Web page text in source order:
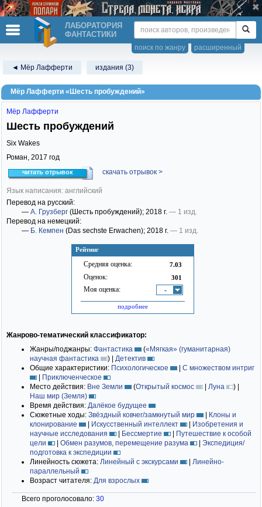
ЛАБОРАТОРИЯ
ФАНТАСТИКИ
расширенный
поиск по жанру
◄ Мёр Лафферти издания (3)
Мёр Лафферти «Шесть пробуждений»
Рейтинг
Средняя оценка: 7.03
Оценок: 301
Моя оценка: -
подробнее
Мёр Лафферти
Шесть пробуждений
Six Wakes
Роман, 2017 год
читать отрывок скачать отрывок >
Язык написания: английский
Перевод на русский:
— А. Грузберг (Шесть пробуждений); 2018 г. — 1 изд.
Перевод на немецкий:
— Б. Кемпен (Das sechste Erwachen); 2018 г. — 1 изд.
Жанрово-тематический классификатор:
Жанры/поджанры: Фантастика («Мягкая» (гуманитарная)
научная фантастика
) | Детектив
Общие характеристики: Психологическое | С множеством интриг
| Приключенческое
Место действия: Вне Земли (Открытый космос | Луна ) |
Наш мир (Земля)
Время действия: Далёкое будущее
Сюжетные ходы: Звёздный ковчег/замкнутый мир | Клоны и
клонирование
| Искусственный интеллект | Изобретения и
научные исследования
| Бессмертие | Путешествие к особой
цели
| Обмен разумов, перемещение разума | Экспедиция/
подготовка к экспедиции
Линейность сюжета: Линейный с экскурсами | Линейно-
параллельный
Возраст читателя: Для взрослых
Всего проголосовало: 30